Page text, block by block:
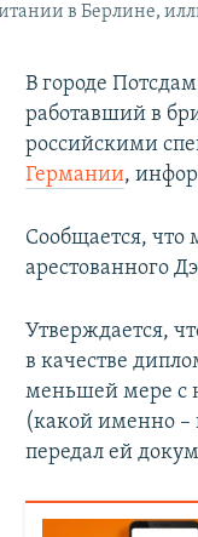
в Берлине,
В городе
работавший в
российскими
Германии,
Сообщается, что
арестованного
Утверждается,
в качестве
меньшей мере с
(какой именно –
передал ей